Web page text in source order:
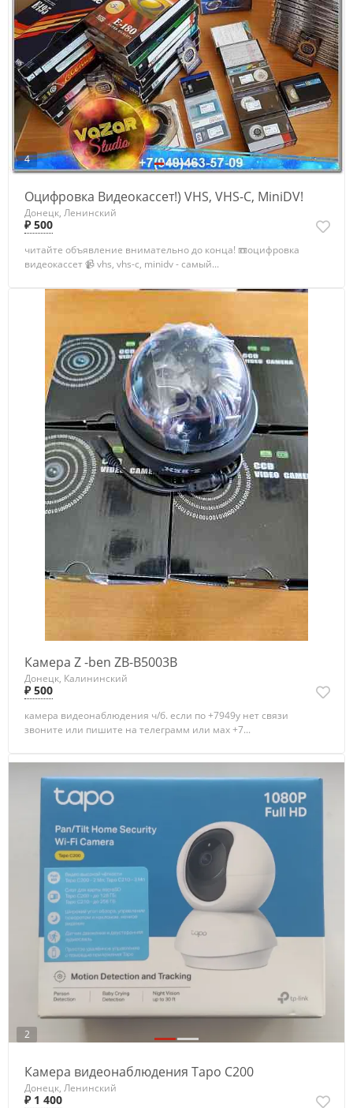
4
Оцифровка Видеокассет!) VHS, VHS-C, MiniDV!
Донецк, Ленинский
₽ 500
читайте объявление внимательно до конца! 📼оцифровка
видеокассет 📹 vhs, vhs-c, minidv - самый...
Камера Z -ben ZB-B5003B
Донецк, Калининский
₽ 500
камера видеонаблюдения ч/б. если по +7949у нет связи
звоните или пишите на телеграмм или мах +7...
2
Камера видеонаблюдения Tapo C200
Донецк, Ленинский
₽ 1 400